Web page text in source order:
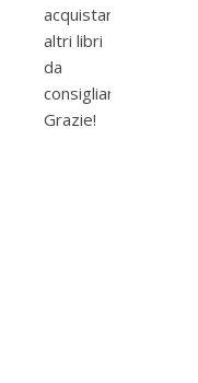
acquistare
altri libri
da
consigliarvi.
Grazie!